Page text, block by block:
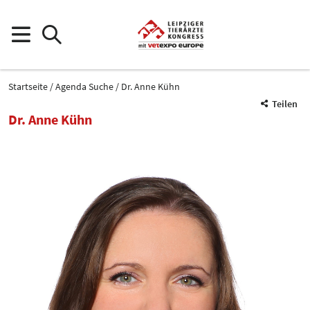
Startseite Agenda Suche
Dr. Anne Kühn
Teilen
Dr. Anne Kühn